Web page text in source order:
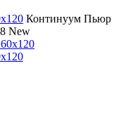
Континуум Пьюр
New